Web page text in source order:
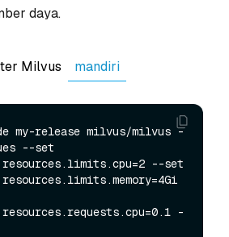
daya.
Milvus mandiri
my-release milvus/milvus -
--set
--set
-